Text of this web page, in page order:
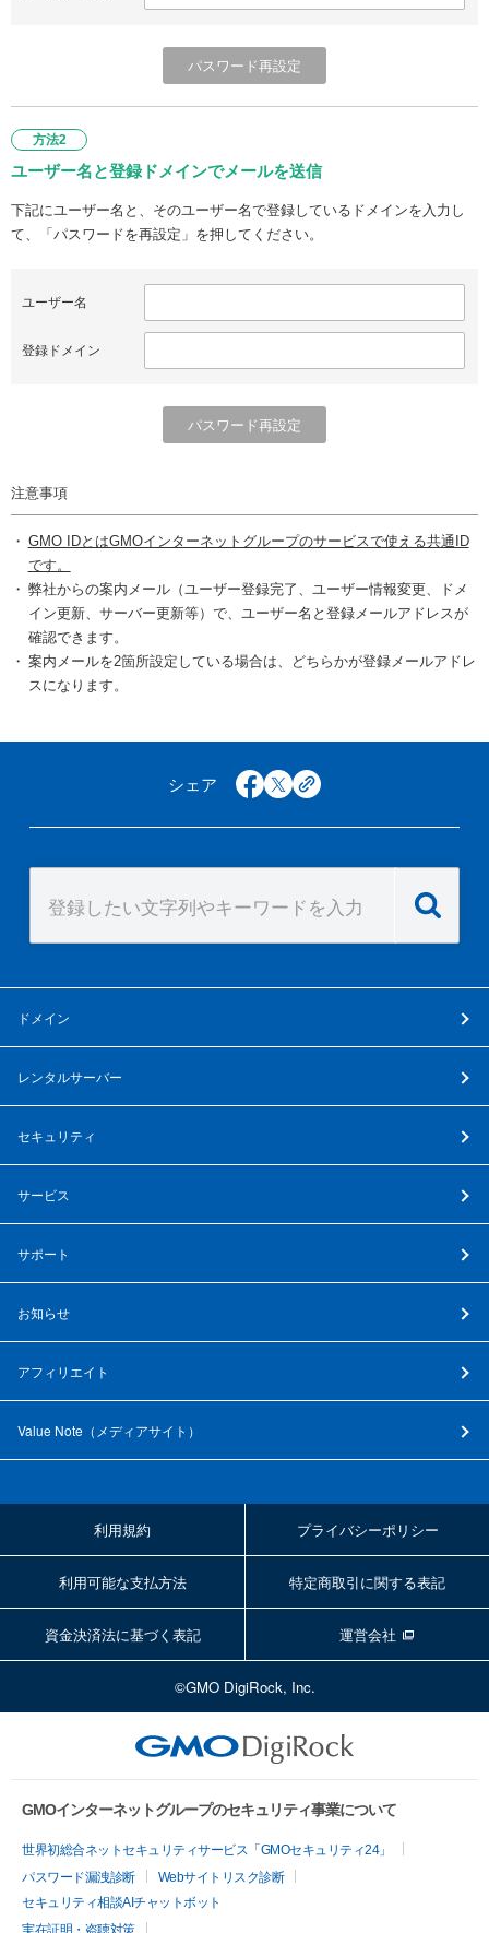
方法2
ユーザー名と登録ドメインでメールを送信
下記にユーザー名と、そのユーザー名で登録しているドメインを入力し
て、「パスワードを再設定」を押してください。
ユーザー名
登録ドメイン
注意事項
GMO IDとはGMOインターネットグループのサービスで使える共通ID
です。
弊社からの案内メール（ユーザー登録完了、ユーザー情報変更、ドメ
イン更新、サーバー更新等）で、ユーザー名と登録メールアドレスが
確認できます。
案内メールを2箇所設定している場合は、どちらかが登録メールアドレ
スになります。
シェア facebook
x copy
ドメイン
レンタルサーバー
セキュリティ
サービス
サポート
お知らせ
アフィリエイト
Value Note（ メディアサイト ）
利用規約 プライバシーポリシー
利用可能な支払方法 特定商取引に関する表記
資金決済法に基づく表記 運営会社
©GMO DigiRock, Inc.
GMOインターネットグループのセキュリティ事業について
世界初総合ネットセキュリティサービス「GMOセキュリティ24」
パスワード漏洩診断
Webサイトリスク診断
セキュリティ相談AIチャットボット
実在証明・盗聴対策